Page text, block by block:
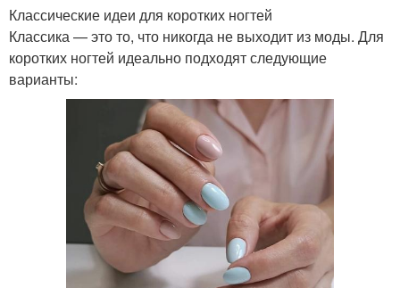
Классические идеи для коротких ногтей
Классика — это то, что никогда не выходит из моды. Для
коротких ногтей идеально подходят следующие
варианты: